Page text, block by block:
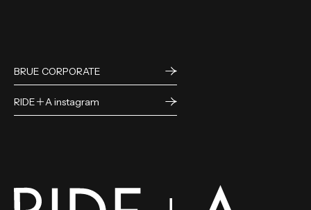
BRUE CORPORATE
RIDE＋A instagram